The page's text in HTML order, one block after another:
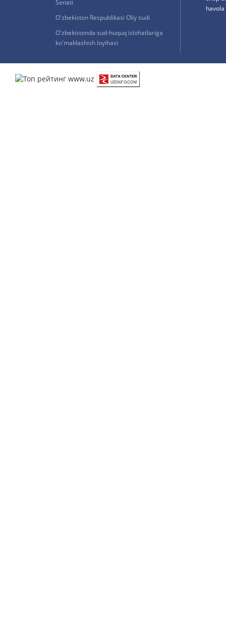
Senati
O'zbekiston Respublikasi Oliy sudi
O'zbekistonda sud-huquq islohatlariga
ko'maklashish loyihasi